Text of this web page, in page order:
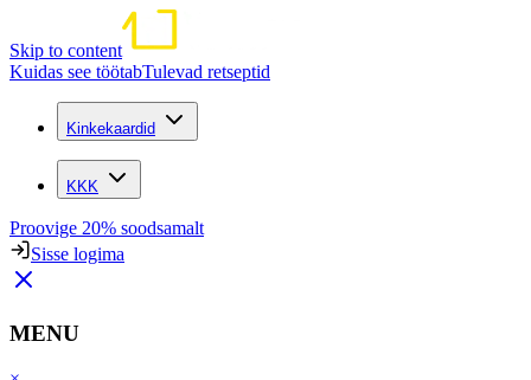
Skip to content
Kuidas see töötabTulevad retseptid
Kinkekaardid
KKK
Proovige 20% soodsamalt
Sisse logima
MENU